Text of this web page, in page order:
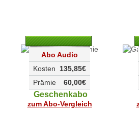
Abo Audio
135,85€
Kosten
60,00€
Prämie
Geschenkabo
zum Abo-Vergleich